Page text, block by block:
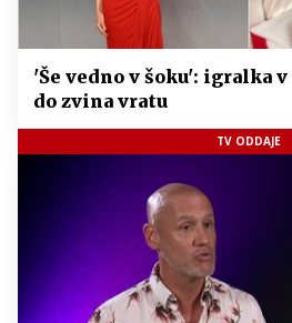
'Še vedno v šoku': igralka
do zvina vratu
TV ODDAJE